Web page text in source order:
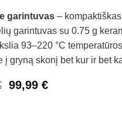
garintuvas –
garintuvas su 0.75 g
93–220 °C
į gryną skonį bet kur ir bet
Original
99,99 €Current